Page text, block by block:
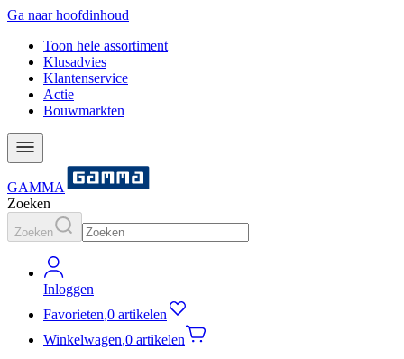
Ga naar hoofdinhoud
Toon hele assortiment
Klusadvies
Klantenservice
Actie
Bouwmarkten
GAMMA
Zoeken
Zoeken
Inloggen
Favorieten,0 artikelen
Winkelwagen,0 artikelen